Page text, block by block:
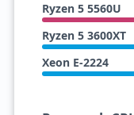
Ryzen 5 5560U
Ryzen 5 3600XT
Xeon E-2224